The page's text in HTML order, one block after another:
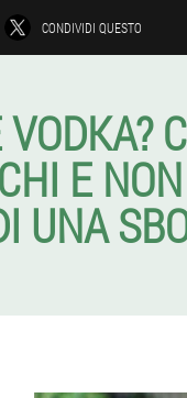
CONDIVIDI QUESTO
E
UNA